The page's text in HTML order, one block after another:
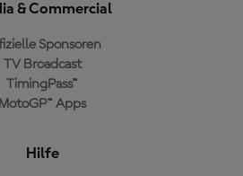
& Commercial
Sponsoren
TV Broadcast
TimingPass™
MotoGP™ Apps
Hilfe